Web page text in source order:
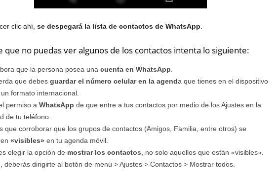
clic ahí, se despegará la lista de contactos de WhatsApp
que no puedas ver algunos de los contactos intenta lo siguiente:
que la persona posea una cuenta en WhatsApp
que debesguardar el número celular en la agenda que tienes en el dispositivo
formato internacional.
permiso a WhatsApp de que entre a tus contactos por medio de los Ajustes en la
de tu teléfono.
que corroborar que los grupos de contactos (Amigos, Familia, entre otros) se
«visibles» en tu agenda móvil.
elegir la opción de mostrar los contactos , no solo aquellos que están «visibles».
deberás dirigirte al botón de menú > Ajustes > Contactos > Mostrar todos.